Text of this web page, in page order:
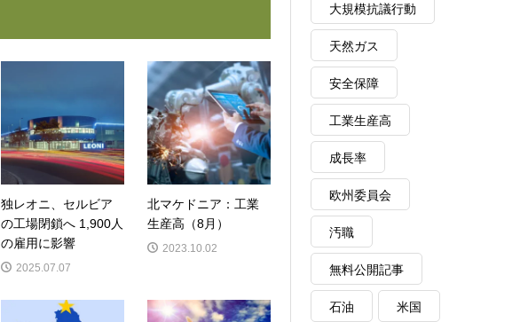
独レオニ、セルビア
の工場閉鎖へ 1,900人
の雇用に影響
2025.07.07
北マケドニア：工業
生産高（8月）
2023.10.02
大規模抗議行動
天然ガス
安全保障
工業生産高
成長率
欧州委員会
汚職
無料公開記事
石油 米国